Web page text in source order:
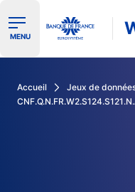
Ouvrir le menu de
MENU
Accueil Jeux de